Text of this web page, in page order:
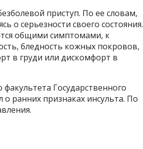
приступ. По ее словам,
о серьезности своего состояния.
общими симптомами, к
бледность кожных покровов,
в груди или дискомфорт в
Государственного
ранних признаках инсульта. По